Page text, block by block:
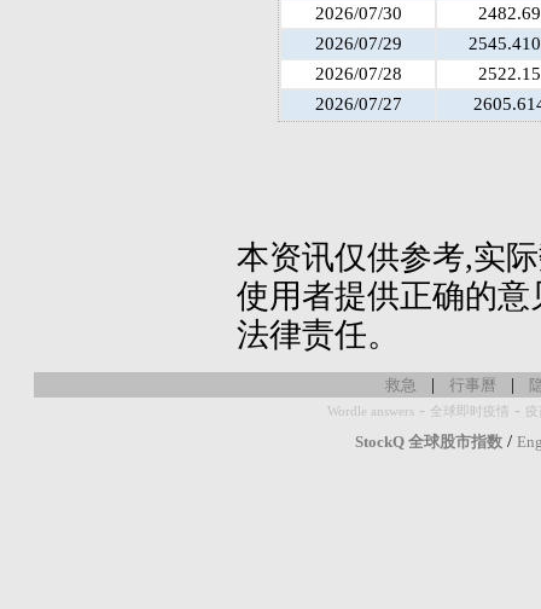
2026/07/30
2482.69
2026/07/29
2026/07/28
2522.15
2026/07/27
本资讯仅供参考,实
使用者提供正确的
法律责任。
救急 | 行事曆 |
Wordle answers - 全球即时疫情 -
StockQ 全球股市指数 /